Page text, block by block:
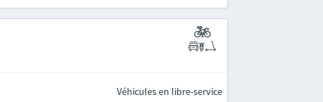
Véhicules en libre-service